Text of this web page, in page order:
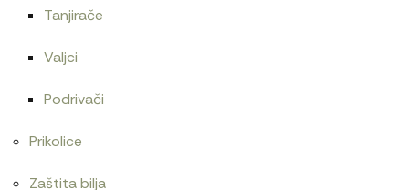
Tanjirače
Valjci
Podrivači
Prikolice
Zaštita bilja